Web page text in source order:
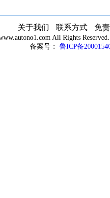
关于我们 联系方式 免
All Rights
备案号：
鲁ICP备